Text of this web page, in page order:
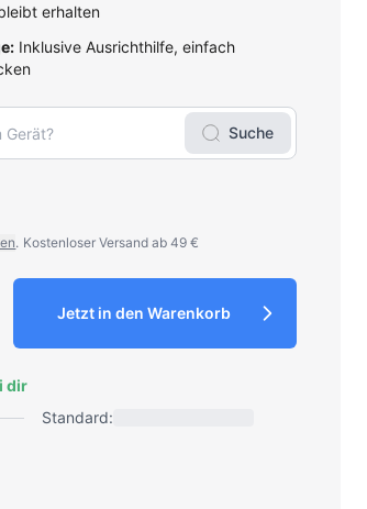
erhalten
Inklusive Ausrichthilfe, einfach
Suche
. Kostenloser Versand ab 49 €
Jetzt in den Warenkorb
dir
Standard: